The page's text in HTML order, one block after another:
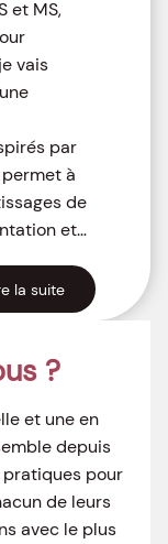
et MS,
vais
par
à
de
et…
la suite
?
et une en
depuis
pratiques pour
de leurs
avec le plus